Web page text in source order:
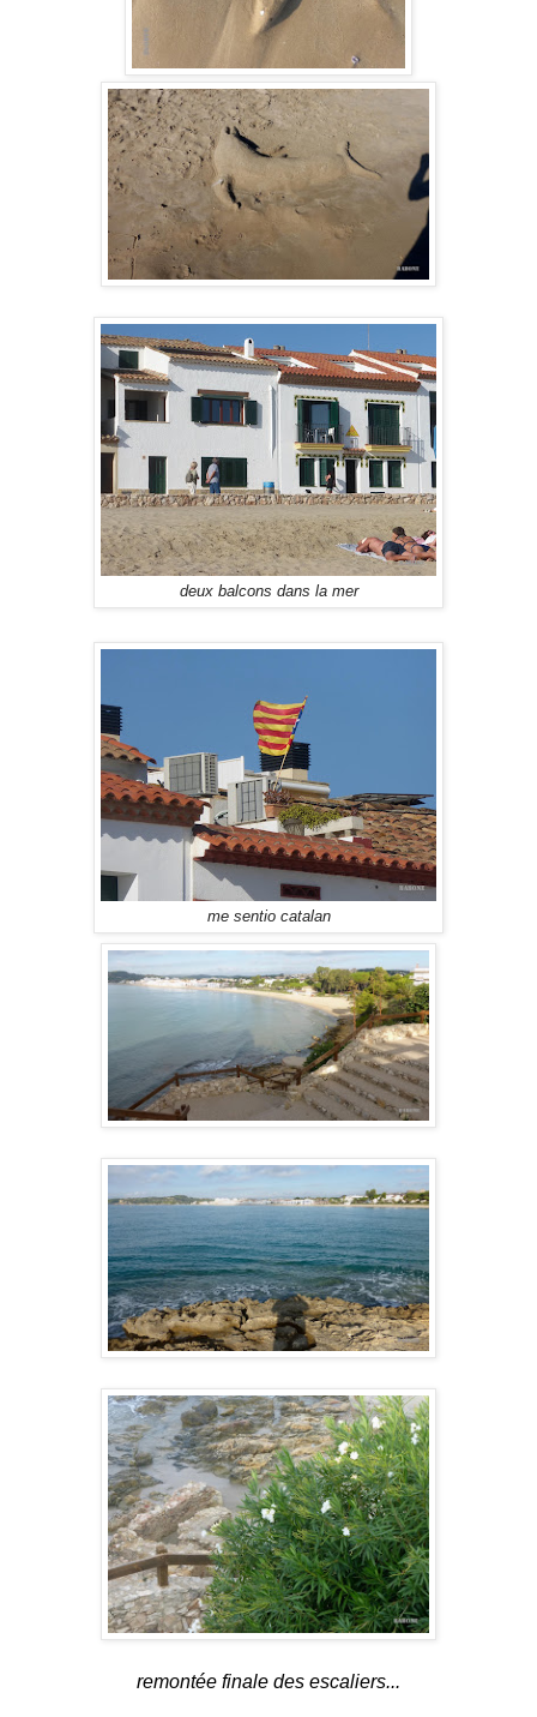
deux balcons dans la mer
me sentio catalan
remontée finale des escaliers...